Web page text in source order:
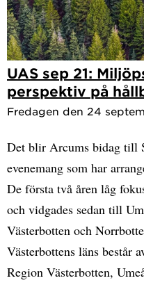
UAS sep 21:
perspektiv på
Fredagen den 24
Det blir Arcums bidag till
evenemang som har
De första två åren låg
och vidgades sedan till
Västerbotten och
Västerbottens läns består
Region Västerbotten,